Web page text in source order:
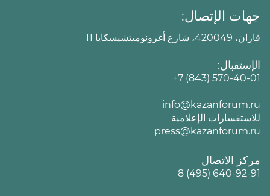
جهات الإتصال:
قازان، 420049، شارع أغرونوميتشيسكايا 11
الإستقبال:
+7 (843) 570-40-01
info@kazanforum.ru
للاستفسارات الإعلامية
press@kazanforum.ru
مركز الاتصال
8 (495) 640-92-91